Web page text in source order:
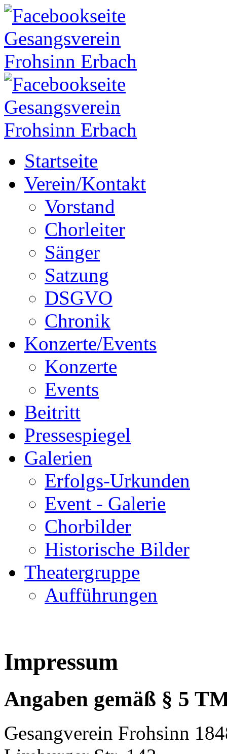
Startseite
Verein/Kontakt
Vorstand
Chorleiter
Sänger
Satzung
DSGVO
Chronik
Konzerte/Events
Konzerte
Events
Beitritt
Pressespiegel
Galerien
Erfolgs-Urkunden
Event - Galerie
Chorbilder
Historische Bilder
Theatergruppe
Aufführungen
Impressum
Angaben gemäß § 5
Gesangverein Frohsinn